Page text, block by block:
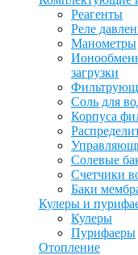
Реагенты
Реле
Манометры
загрузки
Соль для
Корпуса
Солевые
Счетчики
Баки
Кулеры и
Кулеры
Пурифаеры
Отопление